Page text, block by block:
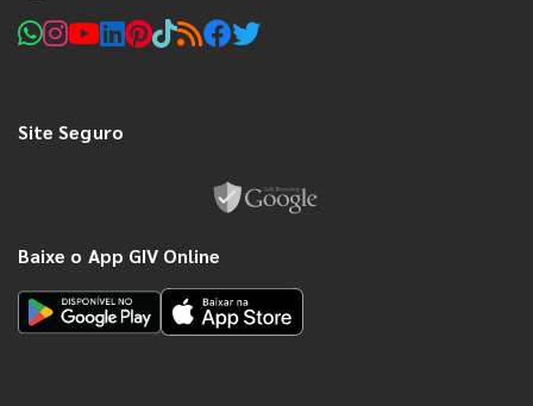
Site Seguro
Baixe o App GIV Online